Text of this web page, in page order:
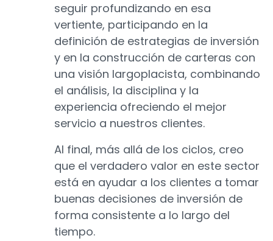
seguir profundizando en esa
vertiente, participando en la
definición de estrategias de inversión
y en la construcción de carteras con
una visión largoplacista, combinando
el análisis, la disciplina y la
experiencia ofreciendo el mejor
servicio a nuestros clientes.
Al final, más allá de los ciclos, creo
que el verdadero valor en este sector
está en ayudar a los clientes a tomar
buenas decisiones de inversión de
forma consistente a lo largo del
tiempo.